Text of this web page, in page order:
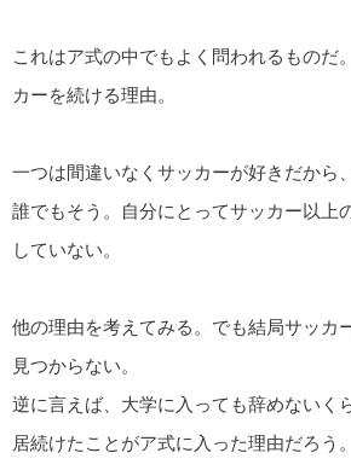
これはア式の中でもよく問われるものだ
カーを続ける理由。
一つは間違いなくサッカーが好きだから
誰でもそう。自分にとってサッカー以上
していない。
他の理由を考えてみる。でも結局サッカ
見つからない。
逆に言えば、大学に入っても辞めないく
居続けたことがア式に入った理由だろう。